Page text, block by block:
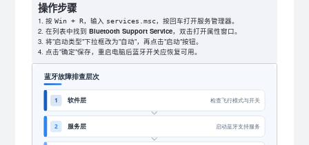
操作步骤
按Win + R，输入 services.msc，按回车打开服务管理器。
在列表中找到Bluetooth Support Service，双击打开属性窗口。
将"启动类型"下拉框改为"自动"，再点击"启动"按钮。
点击"确定"保存，重启电脑后蓝牙开关应恢复可用。